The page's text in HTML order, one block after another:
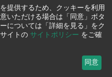
提供するため、クッキーを利用
いただける場合は「同意」ボタ
については「詳細を見る」をク
イトの サイトポリシー をご確
同意